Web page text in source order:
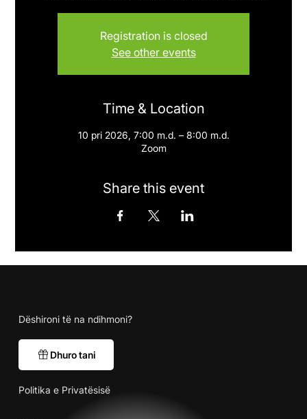
Registration is closed
See other events
Time & Location
10 pri 2026, 7:00 m.d. – 8:00 m.d.
Zoom
Share this event
Dëshironi të na ndihmoni?
Dhuro tani
Politika e Privatësisë